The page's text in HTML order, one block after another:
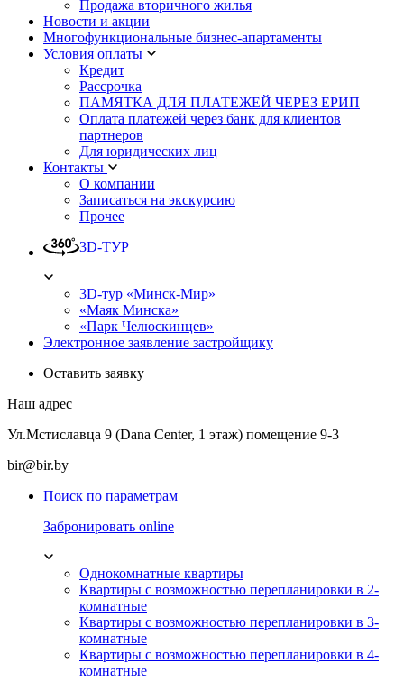
Продажа вторичного жилья
Новости и акции
Многофункциональные бизнес-апартаменты
Условия оплаты
Кредит
Рассрочка
ПАМЯТКА ДЛЯ ПЛАТЕЖЕЙ ЧЕРЕЗ ЕРИП
Оплата платежей через банк для клиентов
партнеров
Для юридических лиц
Контакты
О компании
Записаться на экскурсию
Прочее
3D-ТУР
3D-тур «Минск-Мир»
«Маяк Минска»
«Парк Челюскинцев»
Электронное заявление застройщику
Оставить заявку
Наш адрес
Ул.Мстиславца 9 (Dana Center, 1 этаж) помещение 9-3
bir@bir.by
Поиск по параметрам
Забронировать online
Однокомнатные квартиры
Квартиры с возможностью перепланировки в 2-
комнатные
Квартиры с возможностью перепланировки в 3-
комнатные
Квартиры с возможностью перепланировки в 4-
комнатные